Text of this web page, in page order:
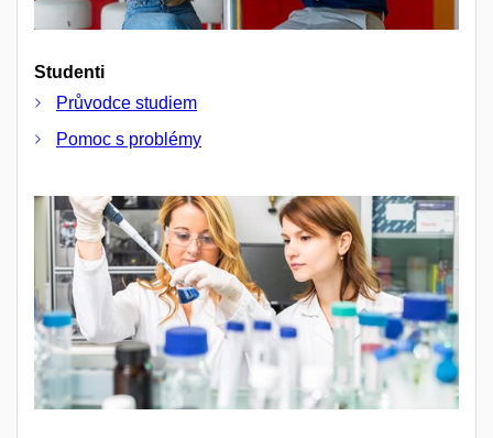
Studenti
Průvodce studiem
Pomoc s problémy